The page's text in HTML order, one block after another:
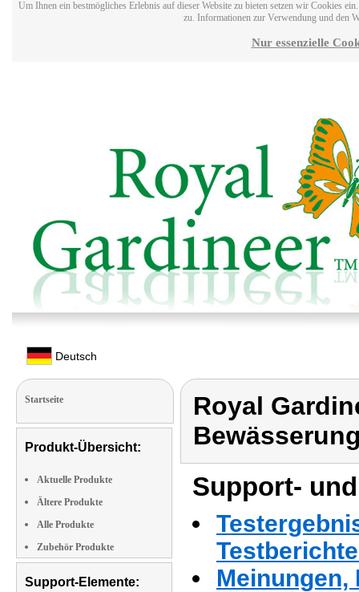
Um Ihnen ein bestmögliches Erlebnis auf dieser Website zu bieten setzen wir Cookies
zu. Informationen zur Verwendung und den
Nur essenzielle
Deutsch
Startseite
Produkt-Übersicht:
Aktuelle Produkte
Ältere Produkte
Alle Produkte
Zubehör Produkte
Support-Elemente:
Royal
Support-